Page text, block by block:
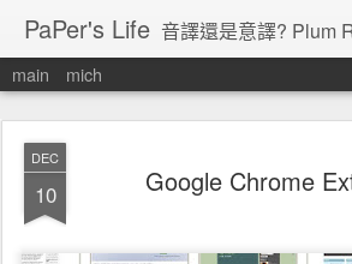
PaPer's Life 音譯還是意譯? Plum
main mich
DEC
10 Google Chrome